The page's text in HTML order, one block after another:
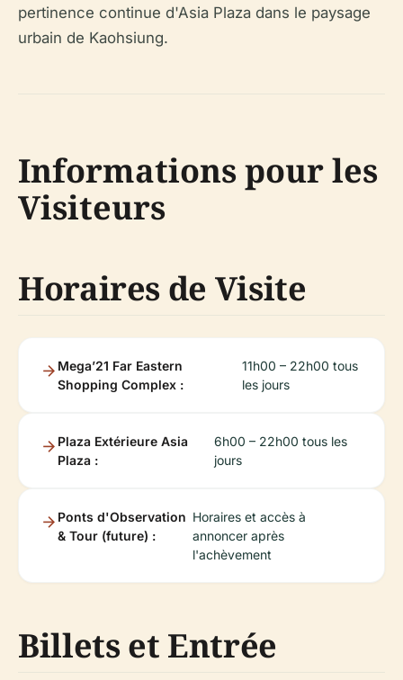
pertinence continue d'Asia Plaza dans le paysage
urbain de Kaohsiung.
Informations pour les
Visiteurs
Horaires de Visite
Mega’21 Far Eastern
Shopping Complex :
11h00 – 22h00 tous
les jours
Plaza Extérieure Asia
Plaza :
6h00 – 22h00 tous les
jours
Ponts d'Observation
& Tour (future) :
Horaires et accès à
annoncer après
l'achèvement
Billets et Entrée